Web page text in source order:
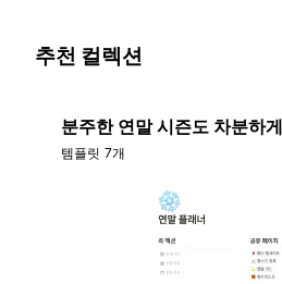
추천 컬렉션
분주한 연말 시즌도 차분하게
템플릿 7개